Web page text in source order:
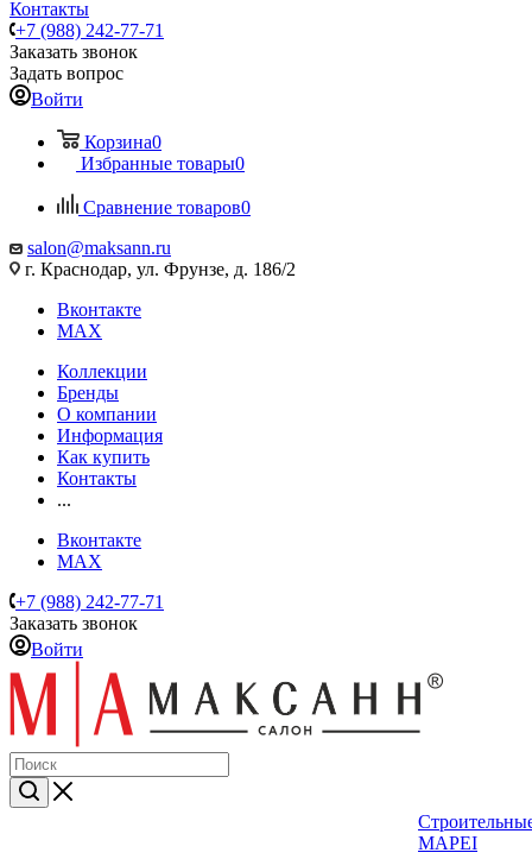
Контакты
+7 (988) 242-77-71
Заказать звонок
Задать вопрос
Войти
Корзина0
Избранные товары0
Сравнение товаров0
salon@maksann.ru
г. Краснодар, ул. Фрунзе, д. 186/2
Вконтакте
MAX
Коллекции
Бренды
О компании
Информация
Как купить
Контакты
...
Вконтакте
MAX
+7 (988) 242-77-71
Заказать звонок
Войти
MAPEI